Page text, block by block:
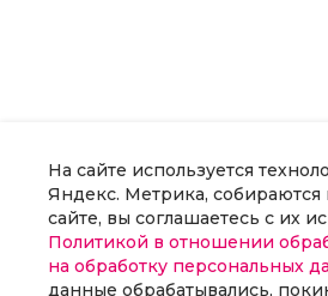
На сайте используется
Яндекс. Метрика, собираются
сайте, вы соглашаетесь с их
Политикой в отношении
на обработку персональных
данные обрабатывались,